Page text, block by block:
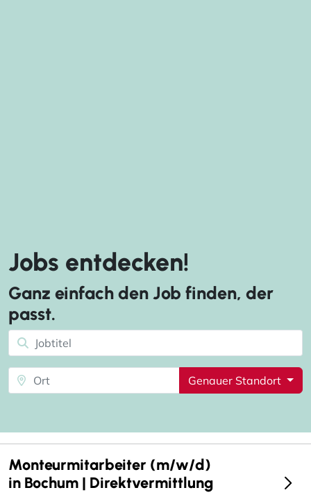
Jobs entdecken!
Ganz einfach den Job finden, der
passt.
Genauer Standort
Monteurmitarbeiter (m/w/d)
in Bochum | Direktvermittlung